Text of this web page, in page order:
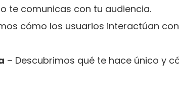
te comunicas con tu audiencia.
cómo los usuarios interactúan
– Descubrimos qué te hace único y